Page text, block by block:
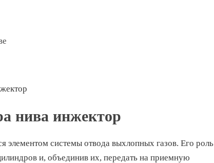
нива инжектор
элементом системы отвода выхлопных газов. Его роль
и, объединив их, передать на приемную